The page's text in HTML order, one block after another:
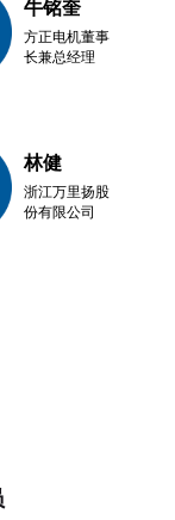
牛铭奎
方正电机董事
长兼总经理
林健
浙江万里扬股
份有限公司